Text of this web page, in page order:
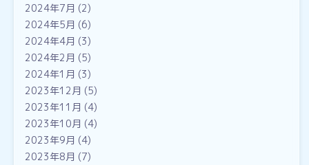
2024年7月 (2)
2024年5月 (6)
2024年4月 (3)
2024年2月 (5)
2024年1月 (3)
2023年12月 (5)
2023年11月 (4)
2023年10月 (4)
2023年9月 (4)
2023年8月 (7)